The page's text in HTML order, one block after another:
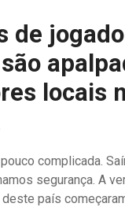
de
locais
complicada.
segurança. A
país